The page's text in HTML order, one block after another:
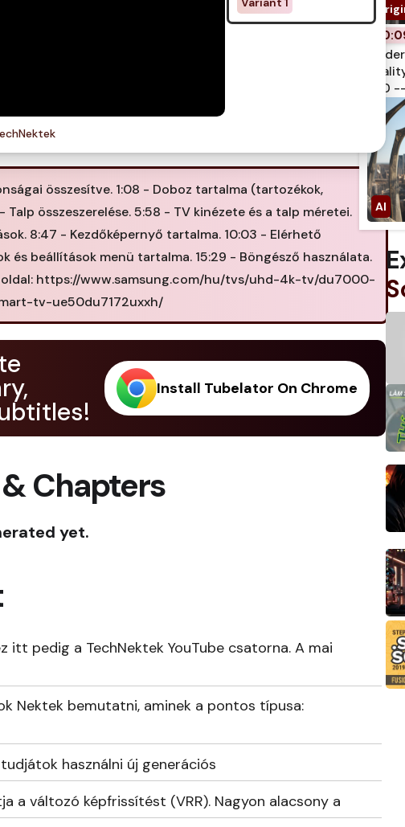
összesítve. 1:08 - Doboz tartalma (tartozékok,
összeszerelése. 5:58 - TV kinézete és a talp méretei.
8:47 - Kezdőképernyő tartalma. 10:03 - Elérhető
és beállítások menü tartalma. 15:29 - Böngésző használata.
oldal: https://www.samsung.com/hu/tvs/uhd-4k-tv/du7000-
tv-ue50du7172uxxh/
Install Tubelator On Chrome
Chapters
yet.
itt pedig a TechNektek YouTube csatorna. A mai
Nektek bemutatni, aminek a pontos típusa:
használni új generációs
a változó képfrissítést (VRR). Nagyon alacsony a
750